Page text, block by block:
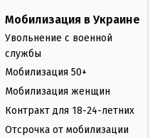
Мобилизация в Украине
Увольнение с военной
службы
Мобилизация 50+
Мобилизация женщин
Контракт для 18-24-летних
Отсрочка от мобилизации